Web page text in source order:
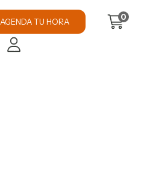
AGENDA TU HORA 0